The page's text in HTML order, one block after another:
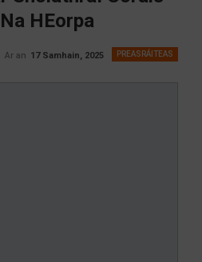
HEorpa
PREASRÁITEAS
Ar an 17 Samhain, 2025